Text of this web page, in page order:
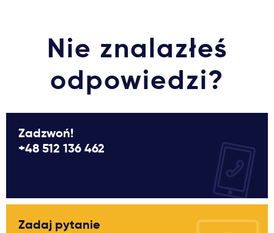
Nie znalazłeś
odpowiedzi?
Zadzwoń!
+48 512 136 462
Zadaj pytanie